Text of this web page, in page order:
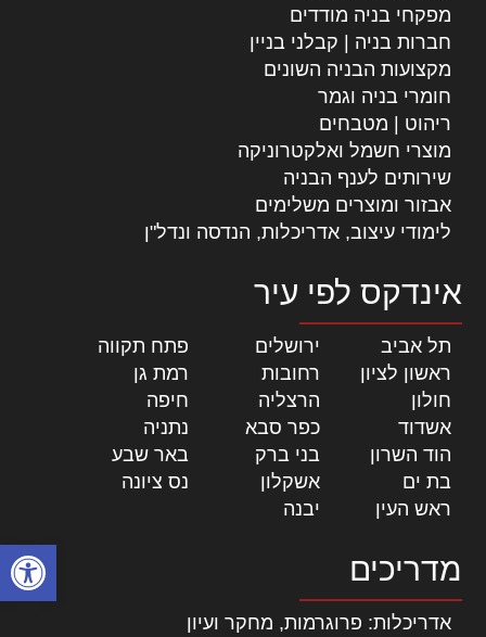
פתח
מפקחי בניה מודדים
חברות בניה | קבלני בניין
מקצועות הבניה השונים
חומרי בניה וגמר
ריהוט | מטבחים
מוצרי חשמל ואלקטרוניקה
שירותים לענף הבניה
אבזור ומוצרים משלימים
לימודי עיצוב, אדריכלות, הנדסה ונדל"ן
אינדקס לפי עיר
תל אביב ירושלים פתח תקווה
ראשון לציון
רחובות רמת גן
חולון
הרצליה חיפה
אשדוד
כפר סבא נתניה
הוד השרון
בני ברק באר שבע
בת ים
אשקלון נס ציונה
ראש העין
יבנה
מדריכים
אדריכלות: פרוגרמות, מחקר ועיון